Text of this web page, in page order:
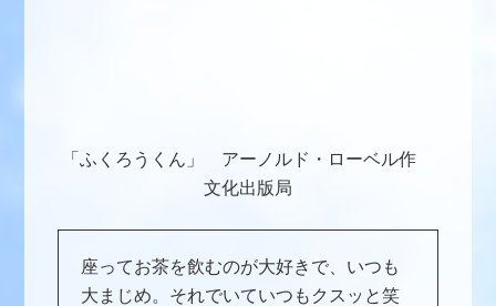
「ふくろうくん」 アーノルド・ローベル作
文化出版局
座ってお茶を飲むのが大好きで、いつも
大まじめ。それでいていつもクスッと笑